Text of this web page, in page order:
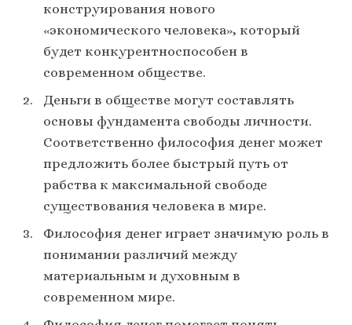
конструирования нового
«экономического человека», который
будет конкурентноспособен в
современном обществе.
Деньги в обществе могут составлять
основы фундамента свободы личности.
Соответственно философия денег может
предложить более быстрый путь от
рабства к максимальной свободе
существования человека в мире.
Философия денег играет значимую роль в
понимании различий между
материальным и духовным в
современном мире.